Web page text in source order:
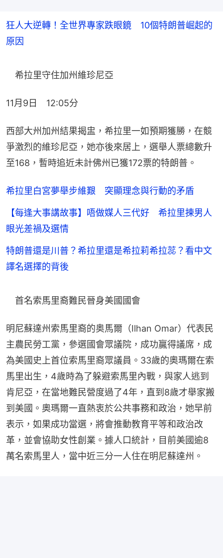
狂人大逆轉！全世界專家跌眼鏡 10個特朗普崛起的
原因
希拉里守住加州維珍尼亞
11月9日　12:05分
西部大州加州結果揭盅，希拉里一如預期獲勝，在競
爭激烈的維珍尼亞，她亦後來居上，選舉人票總數升
至168，暫時追近未計佛州已獲172票的特朗普。
希拉里白宮夢舉步維艱 突顯理念與行動的矛盾
【每逢大事講故事】唔做媒人三代好 希拉里揀男人
眼光差禍及選情
特朗普還是川普？希拉里還是希拉莉希拉蕊？看中文
譯名選擇的背後
首名索馬里裔難民晉身美國國會
明尼蘇達州索馬里裔的奥馬爾（Ilhan Omar）代表民
主農民勞工黨，參選國會眾議院，成功贏得議席，成
為美國史上首位索馬里裔眾議員。33歲的奧瑪爾在索
馬里出生，4歲時為了躲避索馬里內戰，與家人逃到
肯尼亞，在當地難民營度過了4年，直到8歲才舉家搬
到美國。奧瑪爾一直熱衷於公共事務和政治，她早前
表示，如果成功當選，將會推動教育平等和政治改
革，並會協助女性創業。據人口統計，目前美國逾8
萬名索馬里人，當中近三分一人住在明尼蘇達州。